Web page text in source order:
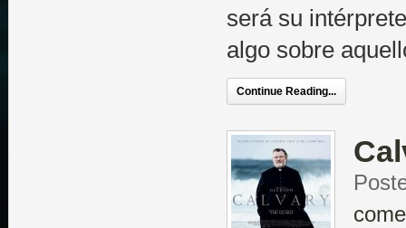
será su
algo sobre
Continue Reading...